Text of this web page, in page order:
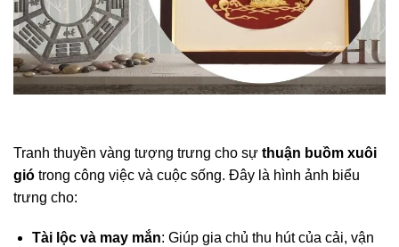
Tranh thuyền vàng tượng trưng cho sự thuận buồm xuôi
gió trong công việc và cuộc sống. Đây là hình ảnh biểu
trưng cho:
Tài lộc và may mắn: Giúp gia chủ thu hút của cải, vận